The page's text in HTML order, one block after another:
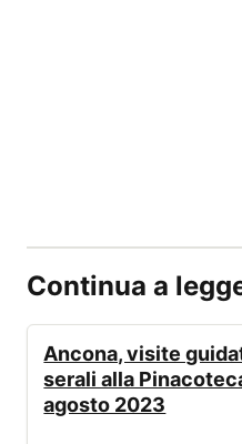
Continua a
Ancona, visite
serali alla
agosto 2023